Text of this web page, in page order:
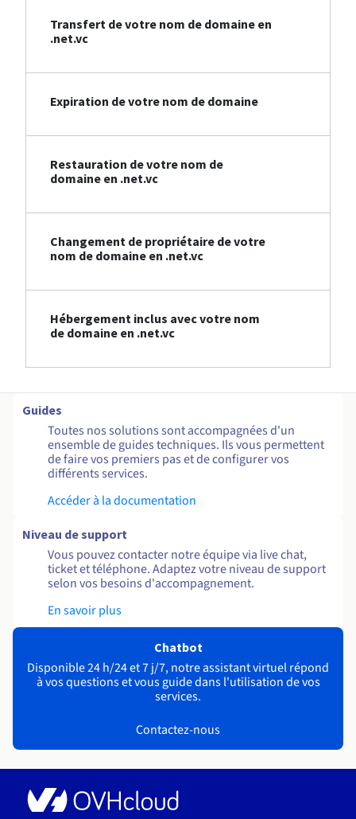
Transfert de votre nom de domaine en
.net.vc
Expiration de votre nom de domaine
Restauration de votre nom de
domaine en .net.vc
Changement de propriétaire de votre
nom de domaine en .net.vc
Hébergement inclus avec votre nom
de domaine en .net.vc
Guides
Toutes nos solutions sont accompagnées d'un
ensemble de guides techniques. Ils vous permettent
de faire vos premiers pas et de configurer vos
différents services.
Accéder à la documentation
Niveau de support
Vous pouvez contacter notre équipe via live chat,
ticket et téléphone. Adaptez votre niveau de support
selon vos besoins d'accompagnement.
En savoir plus
Chatbot
Disponible 24 h/24 et 7 j/7, notre assistant virtuel répond
à vos questions et vous guide dans l'utilisation de vos
services.
Contactez-nous